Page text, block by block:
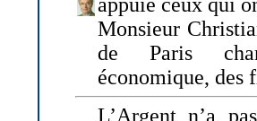
Monsieur
de Paris
économique, des
L’Argent n’a